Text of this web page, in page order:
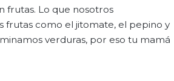
frutas. Lo que nosotros
frutas como el jitomate, el pepino y
verduras, por eso tu mamá